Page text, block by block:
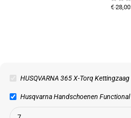
€28,00
HUSQVARNA 365 X-Torq Kettingzaag
Husqvarna Handschoenen Functional